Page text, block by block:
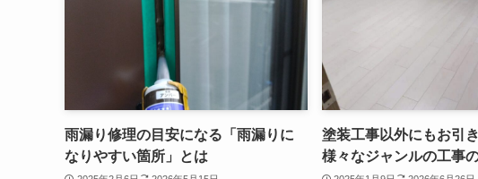
雨漏り修理の目安になる「雨漏りに
なりやすい箇所」とは
塗装工事以外にもお引
様々なジャンルの工事